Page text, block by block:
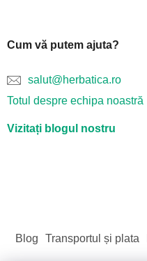
Cum vă putem ajuta?
salut@herbatica.ro
Totul despre echipa noastră
Vizitați blogul nostru
Blog Transportul și plata